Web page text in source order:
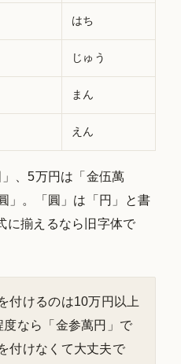
はち
じゅう
まん
えん
、5万円は「金伍萬
」。「圓」は「円」と書
に揃えるなら旧字体で
付けるのは10万円以上
なら「金参萬円」で
付けなくて大丈夫で